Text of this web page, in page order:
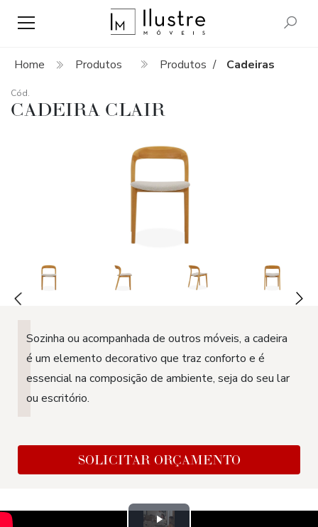
Home Produtos Produtos / Cadeiras
Cód.
CADEIRA CLAIR
Sozinha ou acompanhada de outros móveis, a cadeira
é um elemento decorativo que traz conforto e é
essencial na composição de ambiente, seja do seu lar
ou escritório.
SOLICITAR ORÇAMENTO